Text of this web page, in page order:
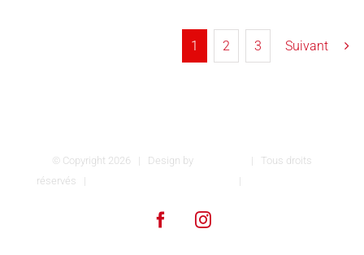
1 2 3 Suivant
© Copyright 2026 | Design by
| Tous droits
réservés |
|
FacebookInstagram